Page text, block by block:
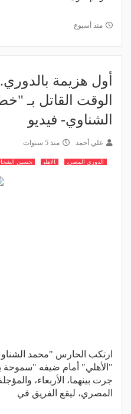
منذ أسبوع
أول هزيمة
الوقت القاتل بـ
الشناوي- فيديو
علي أحمد منذ 5 سنوات
الدوري المصري الاهلي حسين
ارتكب الحارس "محمد
المصري، ليقع الفريق في